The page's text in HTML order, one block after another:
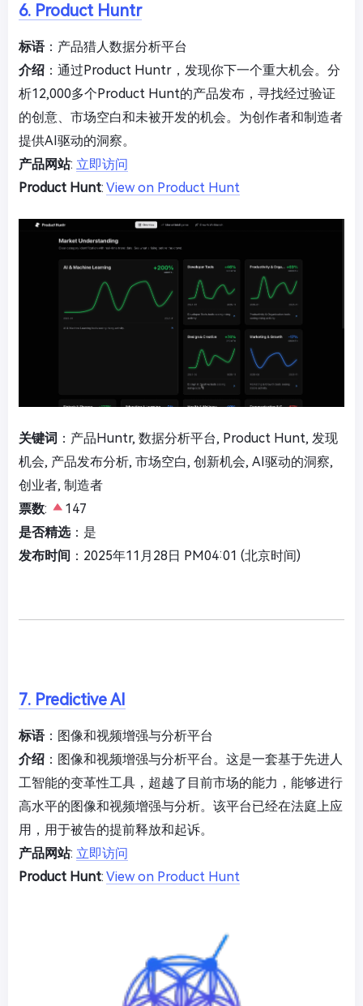
6. Product Huntr
标语：产品猎人数据分析平台
介绍 ：通过Product Huntr，发现你下一个重大机会。分
析12,000多个Product Hunt的产品发布，寻找经过验证
的创意、市场空白和未被开发的机会。为创作者和制造者
提供AI驱动的洞察。
产品网站: 立即访问
Product Hunt: View on Product Hunt
关键词 ：产品Huntr, 数据分析平台, Product Hunt, 发现
机会, 产品发布分析, 市场空白, 创新机会, AI驱动的洞察,
创业者, 制造者
票数:
147
是否精选：是
发布时间 ：2025年11月28日 PM04:01 (北京时间)
7. Predictive AI
标语：图像和视频增强与分析平台
介绍 ：图像和视频增强与分析平台。这是一套基于先进人
工智能的变革性工具，超越了目前市场的能力，能够进行
高水平的图像和视频增强与分析。该平台已经在法庭上应
用，用于被告的提前释放和起诉。
产品网站: 立即访问
Product Hunt: View on Product Hunt